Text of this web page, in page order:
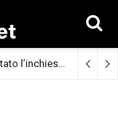
Bayesian, la carenza di giudici può aver rallentato l’inchiesta (Cronaca)